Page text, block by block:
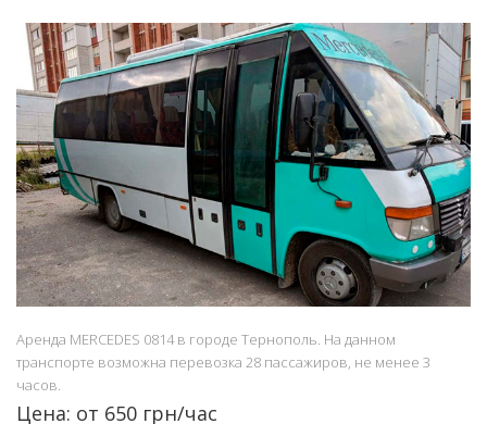
Аренда MERCEDES 0814 в городе Тернополь. На данном
транспорте возможна перевозка 28 пассажиров, не менее 3
часов.
Цена: от 650 грн/час